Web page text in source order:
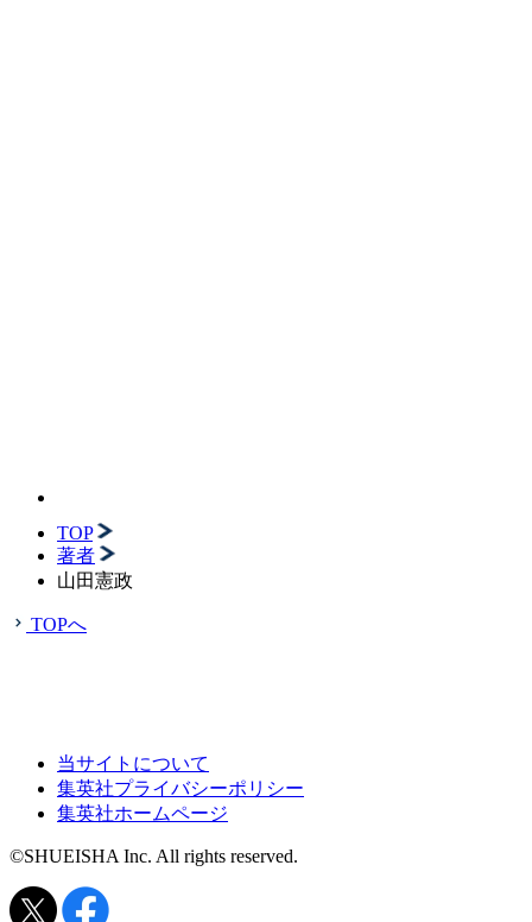
TOP
著者
山田憲政
TOPへ
当サイトについて
集英社プライバシーポリシー
集英社ホームページ
©SHUEISHA Inc. All rights reserved.